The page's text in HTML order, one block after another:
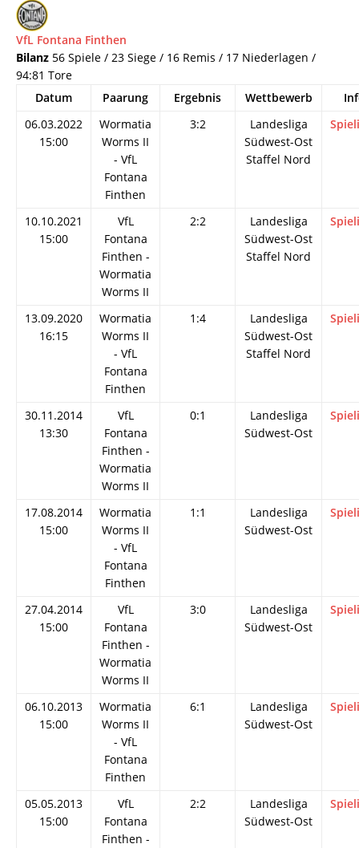
VfL Fontana Finthen
Bilanz 56 Spiele / 23 Siege / 16 Remis / 17 Niederlagen /
94:81 Tore
Datum
Paarung Ergebnis Wettbewerb
06.03.2022
15:00
Wormatia
Worms II
- VfL
Fontana
Finthen
3:2
Landesliga
Südwest-Ost
Staffel Nord
10.10.2021
15:00
VfL
Fontana
Finthen -
Wormatia
Worms II
2:2
Landesliga
Südwest-Ost
Staffel Nord
13.09.2020
16:15
Wormatia
Worms II
- VfL
Fontana
Finthen
1:4
Landesliga
Südwest-Ost
Staffel Nord
30.11.2014
13:30
VfL
Fontana
Finthen -
Wormatia
Worms II
0:1
Landesliga
Südwest-Ost
17.08.2014
15:00
Wormatia
Worms II
- VfL
Fontana
Finthen
1:1
Landesliga
Südwest-Ost
27.04.2014
15:00
VfL
Fontana
Finthen -
Wormatia
Worms II
3:0
Landesliga
Südwest-Ost
06.10.2013
15:00
Wormatia
Worms II
- VfL
Fontana
Finthen
6:1
Landesliga
Südwest-Ost
05.05.2013
15:00
VfL
Fontana
Finthen -
2:2
Landesliga
Südwest-Ost